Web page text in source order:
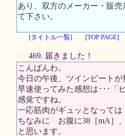
あり、双方のメーカー・販
て下さい。
[タイトル一覧] [TOP PAGE]
469. 届きました！
こんばんわ。
今日の午後、ツインビートが
早速使ってみた感想は･･･「
感覚ですね。
一応筋肉がギュッとなって
ちなみに お腹に38［mA］
と思います。